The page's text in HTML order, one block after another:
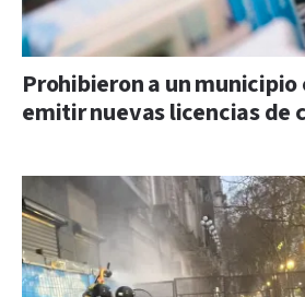
Prohibieron a un
emitir nuevas licencias de